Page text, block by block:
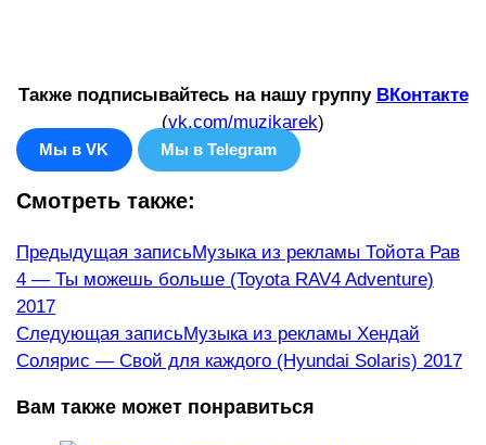
Также подписывайтесь на нашу группу ВКонтакте
(vk.com/muzikarek)
Мы в VK Мы в Telegram
Смотреть также:
Еще
статьи
Предыдущая записьМузыка из рекламы Тойота Рав
4 — Ты можешь больше (Toyota RAV4 Adventure)
2017
Следующая записьМузыка из рекламы Хендай
Солярис — Свой для каждого (Hyundai Solaris) 2017
Вам также может понравиться